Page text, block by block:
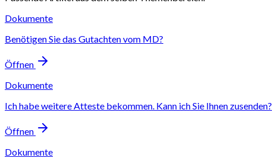
Dokumente
Benötigen Sie das Gutachten vom MD?
Öffnen
Dokumente
Ich habe weitere Atteste bekommen. Kann ich Sie Ihnen zusenden?
Öffnen
Dokumente